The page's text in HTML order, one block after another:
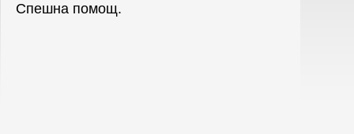
Спешна помощ.